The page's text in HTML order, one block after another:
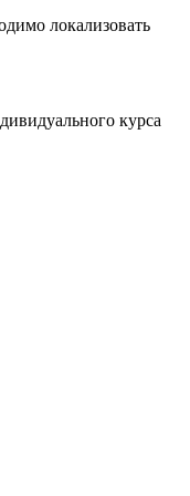
локализовать
курса